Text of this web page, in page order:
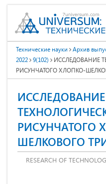
Технические науки
Архив
2022
9(102)
ИССЛЕДОВАНИЕ
РИСУНЧАТОГО ХЛОПКО-
ИССЛЕДОВАНИЕ
РИСУНЧАТОГО
ШЕЛКОВОГО
RESEARCH OF